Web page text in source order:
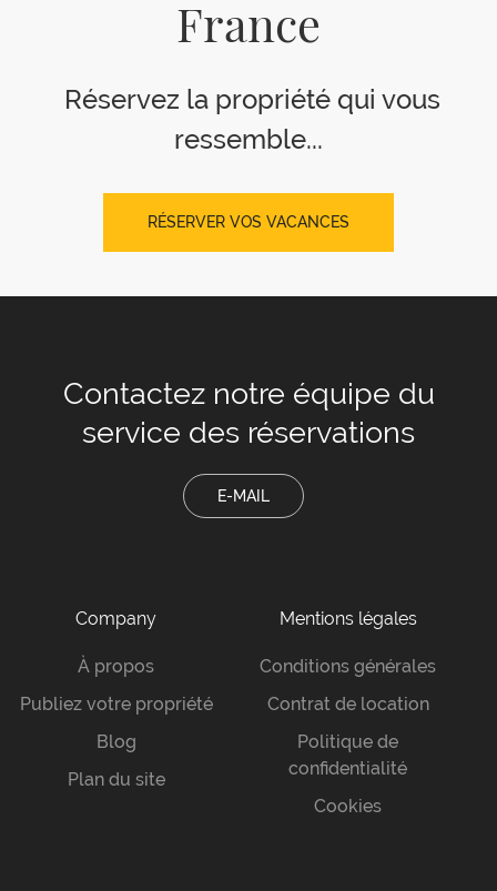
France
Réservez la propriété qui vous
ressemble...
RÉSERVER VOS VACANCES
Contactez notre équipe du
service des réservations
E-MAIL
Company
À propos
Publiez votre propriété
Blog
Plan du site
Mentions légales
Conditions générales
Contrat de location
Politique de
confidentialité
Cookies